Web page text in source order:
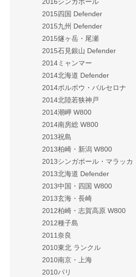
2015四国 Defender
2015九州 Defender
2015燧ヶ岳・尾瀬
2015石見銀山 Defender
2014ミャンマー
2014北海道 Defender
2014ポルボウ・バルセロナ
2014北陸若狭神戸
2014潮岬 W800
2014南房総 W800
2013祝島
2013柏崎・新潟 W800
2013シンガポール・マラッカ
2013北海道 Defender
2013中国・四国 W800
2013玄海・長崎
2012柏崎・志賀高原 W800
2012種子島
2011奈良
2010東北 ランクル
2010南京・上海
2010パリ